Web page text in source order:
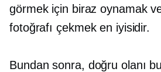
görmek için biraz oynamak
fotoğrafı çekmek en iyisidir.
Bundan sonra, doğru olanı